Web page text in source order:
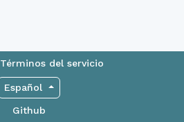
Términos del servicio
Español
Github